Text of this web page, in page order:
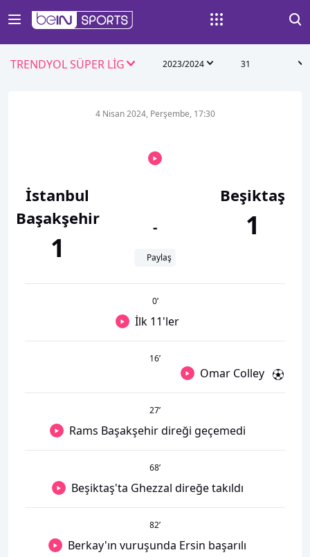
TRENDYOL SÜPER LİG 2023/2024 31
İstanbul
Başakşehir
1
4 Nisan 2024, Perşembe, 17:30
-
Paylaş
Beşiktaş
1
0’
İlk 11'ler
16’
Omar Colley
27’
Rams Başakşehir direği geçemedi
68’
Beşiktaş'ta Ghezzal direğe takıldı
82’
Berkay'ın vuruşunda Ersin başarılı